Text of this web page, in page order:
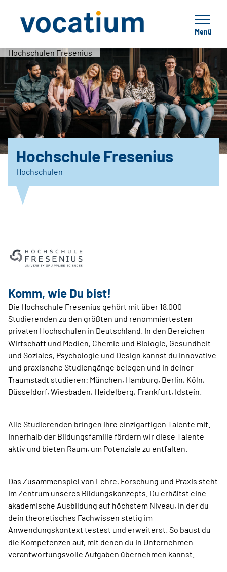
Menü
Hochschulen Fresenius
Hochschule Fresenius
Hochschulen
Komm, wie Du bist!
Die Hochschule Fresenius gehört mit über 18.000
Studierenden zu den größten und renommiertesten
privaten Hochschulen in Deutschland. In den Bereichen
Wirtschaft und Medien, Chemie und Biologie, Gesundheit
und Soziales, Psychologie und Design kannst du innovative
und praxisnahe Studiengänge belegen und in deiner
Traumstadt studieren: München, Hamburg, Berlin, Köln,
Düsseldorf, Wiesbaden, Heidelberg, Frankfurt, Idstein.
Alle Studierenden bringen ihre einzigartigen Talente mit.
Innerhalb der Bildungsfamilie fördern wir diese Talente
aktiv und bieten Raum, um Potenziale zu entfalten.
Das Zusammenspiel von Lehre, Forschung und Praxis steht
im Zentrum unseres Bildungskonzepts. Du erhältst eine
akademische Ausbildung auf höchstem Niveau, in der du
dein theoretisches Fachwissen stetig im
Anwendungskontext testest und erweiterst. So baust du
die Kompetenzen auf, mit denen du in Unternehmen
verantwortungsvolle Aufgaben übernehmen kannst.